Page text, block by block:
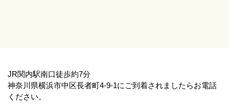
JR関内駅南口徒歩約7分
神奈川県横浜市中区長者町4-9-1にご到着されましたらお電話
ください。